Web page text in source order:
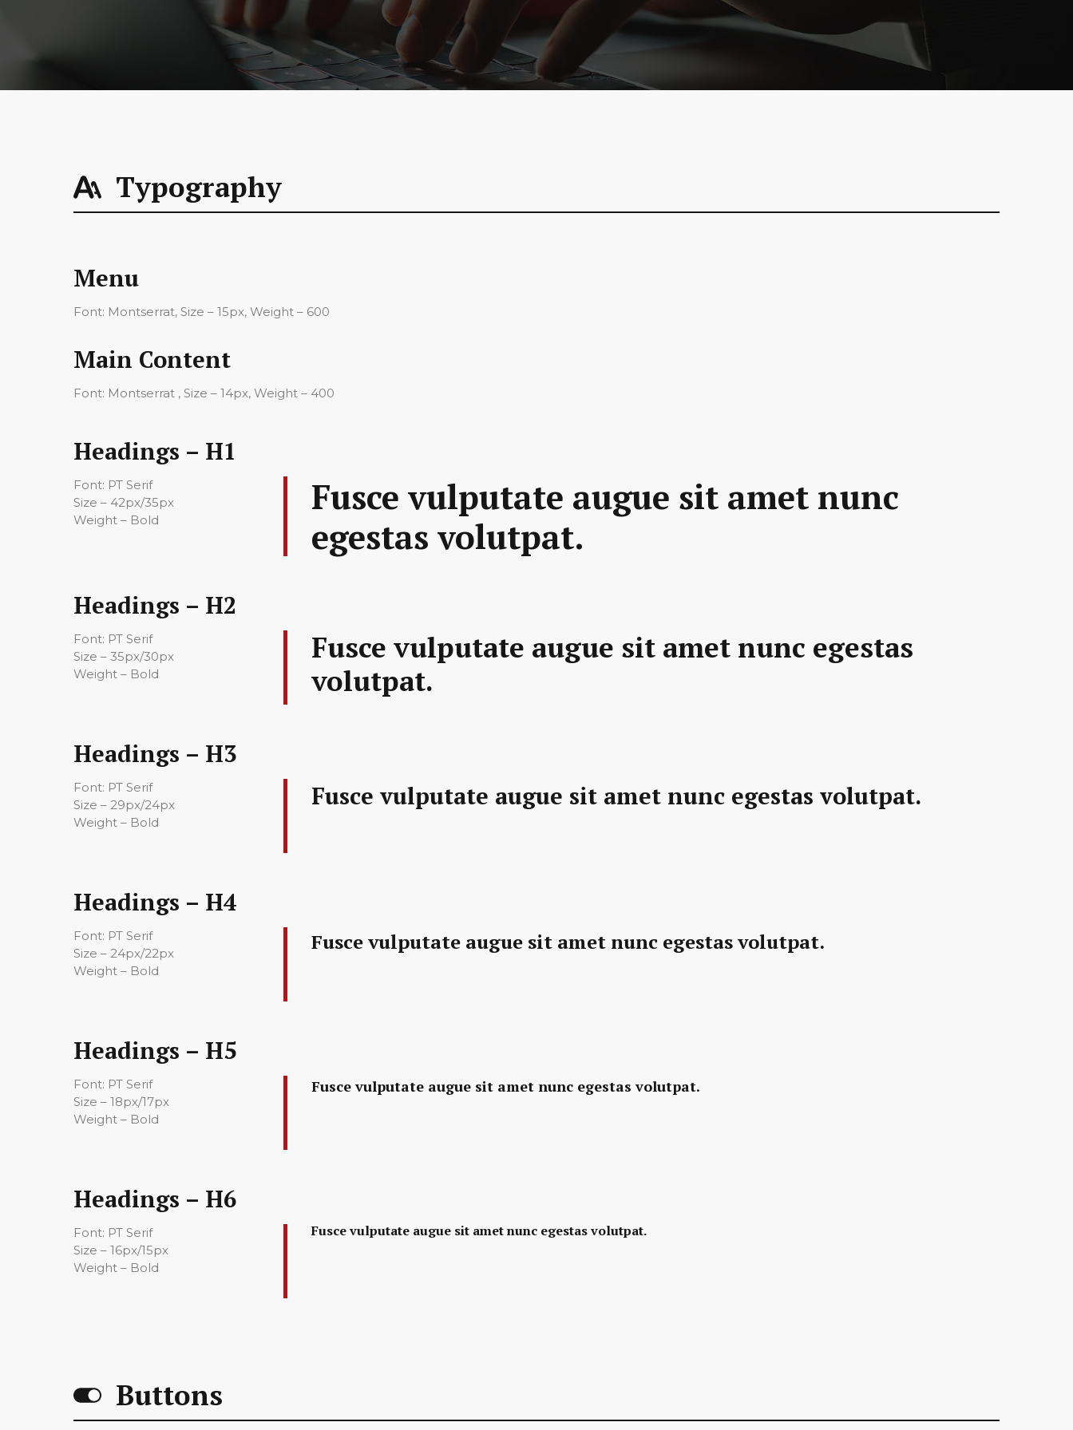
Typography
Menu
Font: Montserrat, Size – 15px, Weight – 600
Main Content
Font: Montserrat , Size – 14px, Weight – 400
Headings – H1
Font: PT Serif
Size – 42px/35px
Weight – Bold
Fusce vulputate augue sit amet nunc
egestas volutpat.
Headings – H2
Font: PT Serif
Size – 35px/30px
Weight – Bold
Fusce vulputate augue sit amet nunc egestas
volutpat.
Headings – H3
Font: PT Serif
Size – 29px/24px
Weight – Bold
Fusce vulputate augue sit amet nunc egestas volutpat.
Headings – H4
Font: PT Serif
Size – 24px/22px
Weight – Bold
Fusce vulputate augue sit amet nunc egestas volutpat.
Headings – H5
Font: PT Serif
Size – 18px/17px
Weight – Bold
Fusce vulputate augue sit amet nunc egestas volutpat.
Headings – H6
Font: PT Serif
Size – 16px/15px
Weight – Bold
Fusce vulputate augue sit amet nunc egestas volutpat.
Buttons